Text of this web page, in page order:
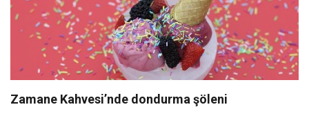
Zamane Kahvesi’nde dondurma şöleni